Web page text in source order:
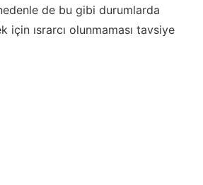
de bu gibi durumlarda
için ısrarcı olunmaması tavsiye